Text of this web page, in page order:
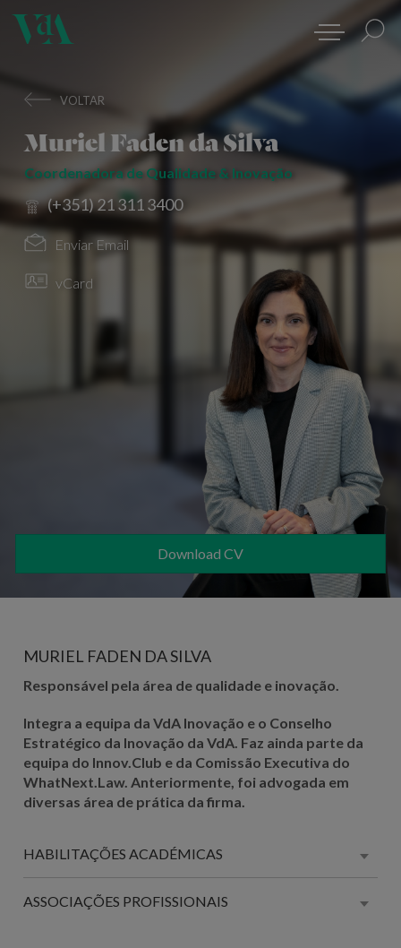
VOLTAR
Muriel Faden da Silva
Coordenadora de Qualidade & Inovação
(+351) 21 311 3400
Enviar Email
vCard
Download CV
MURIEL FADEN DA SILVA
Responsável pela área de qualidade e inovação.
Integra a equipa da VdA Inovação e o Conselho
Estratégico da Inovação da VdA. Faz ainda parte da
equipa do Innov.Club e da Comissão Executiva do
WhatNext.Law. Anteriormente, foi advogada em
diversas área de prática da firma.
HABILITAÇÕES ACADÉMICAS
ASSOCIAÇÕES PROFISSIONAIS